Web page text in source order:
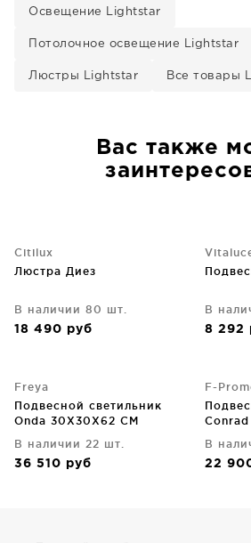
Освещение Lightstar
Потолочное освещение Lightstar
Люстры Lightstar Все товары
Вас также
Citilux
Люстра Диез
В наличии 80 шт.
18 490 руб
В
8 292
Freya
Подвесной светильник
Onda 30X30X62 CM
В наличии 22 шт.
36 510 руб
F-
Conrad
В
22